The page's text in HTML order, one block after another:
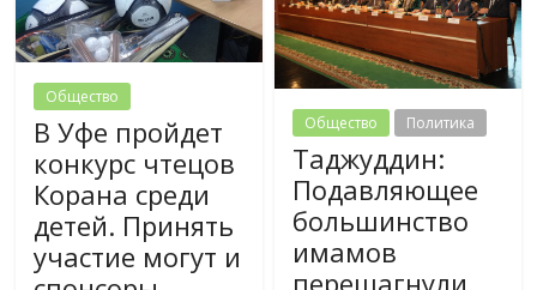
Общество
В Уфе пройдет
конкурс чтецов
Корана среди
детей. Принять
участие могут и
Общество Политика
Таджуддин:
Подавляющее
большинство
имамов